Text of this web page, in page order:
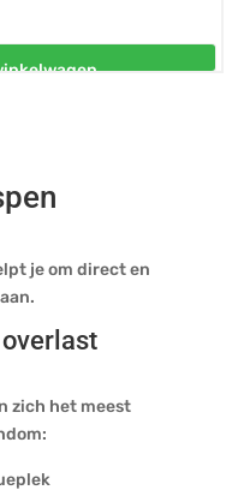
je om direct en
zich het meest